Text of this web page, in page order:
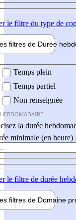
le filtre du type de
filtres de Durée
Temps plein
Temps partiel
Non renseignée
la durée
minimale (en heure)
le filtre de durée
filtres de Domaine